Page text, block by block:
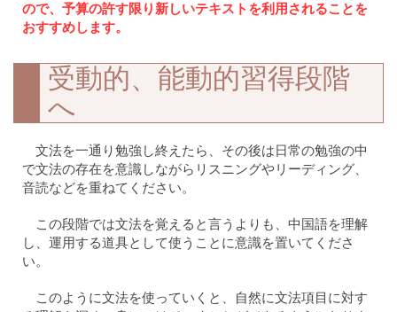
ので、予算の許す限り新しいテキストを利用されることを
おすすめします。
受動的、能動的習得段階
へ
文法を一通り勉強し終えたら、その後は日常の勉強の中
で文法の存在を意識しながらリスニングやリーディング、
音読などを重ねてください。
この段階では文法を覚えると言うよりも、中国語を理解
し、運用する道具として使うことに意識を置いてくださ
い。
このように文法を使っていくと、自然に文法項目に対す